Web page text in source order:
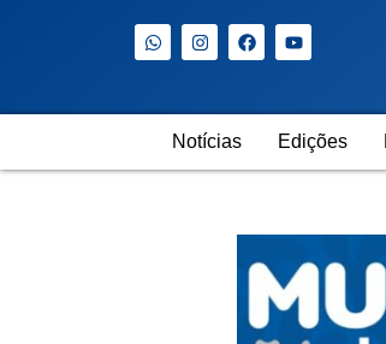
Notícias Edições